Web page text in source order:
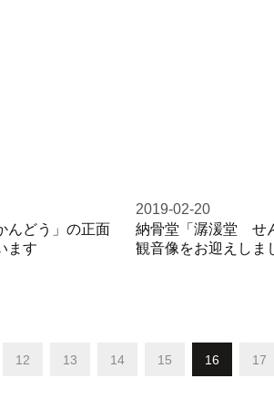
どう」の正面
ます
2019-02-20
納骨堂「潺湲堂 せ
観音像をお迎えしま
12 13 14 15 16 17